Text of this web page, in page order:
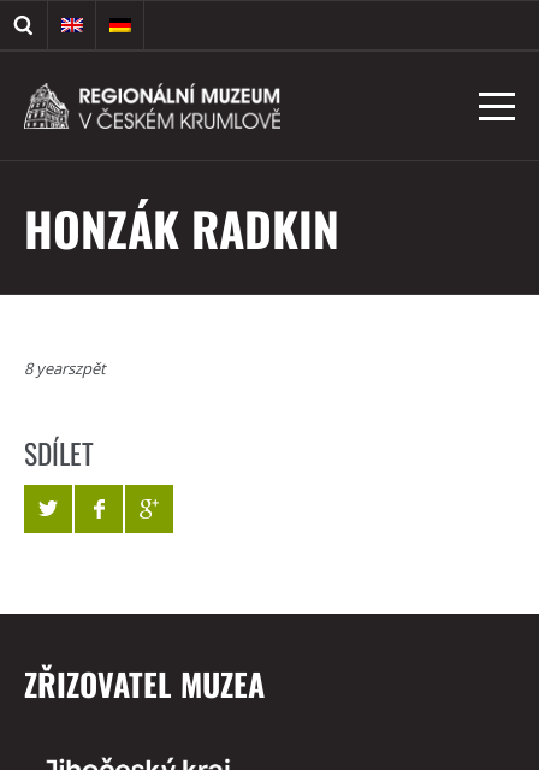
HONZÁK RADKIN
8 yearszpět
SDÍLET
ZŘIZOVATEL MUZEA